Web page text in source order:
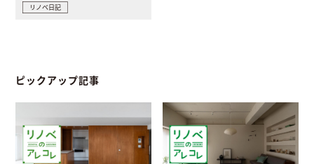
リノベ日記
ピックアップ記事